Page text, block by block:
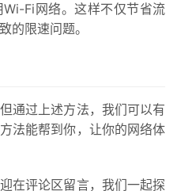
Fi网络。这样不仅节省流
的限速问题。
通过上述方法，我们可以有
法能帮到你，让你的网络体
在评论区留言，我们一起探